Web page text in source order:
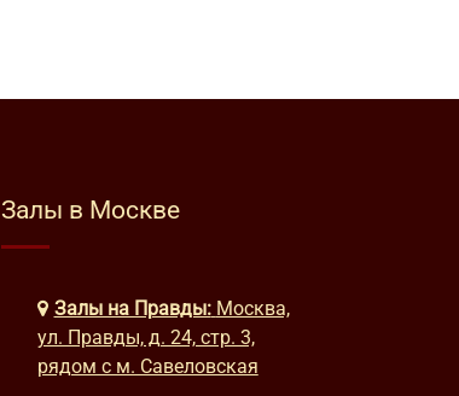
Залы в Москве
Залы на Правды: Москва,
ул. Правды, д. 24, стр. 3,
рядом с м. Савеловская